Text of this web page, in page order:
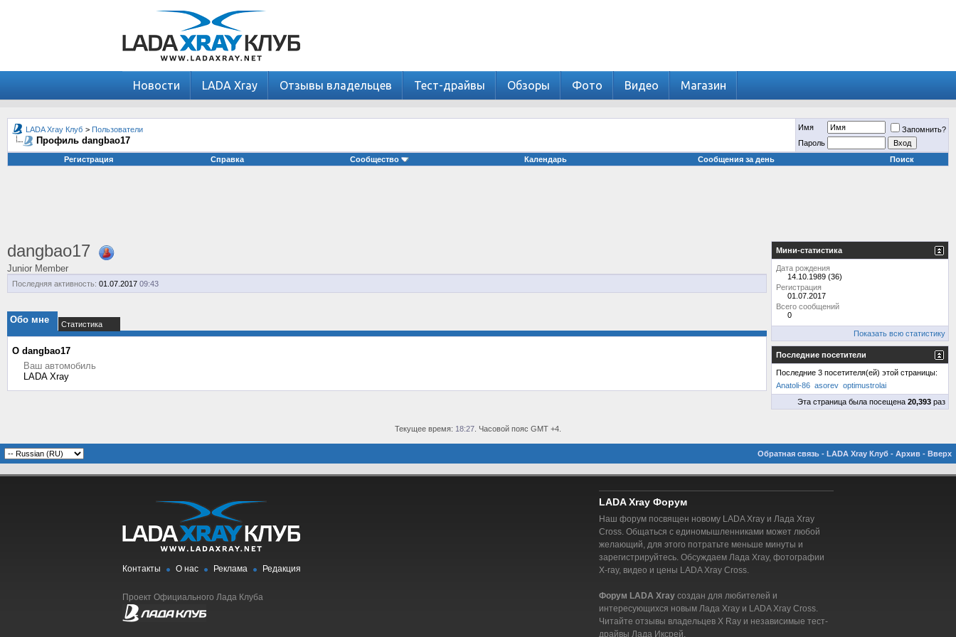
Новости LADA Xray Отзывы владельцев Тест-драйвы Обзоры Фото Видео Магазин
LADA Xray Клуб > Пользователи
Профиль dangbao17
Имя
Запомнить?
Пароль
Регистрация
Справка Сообщество Календарь Сообщения за день Поиск
dangbao17
Junior Member
Последняя активность: 01.07.2017 09:43
Обо мне Статистика
О dangbao17
Ваш автомобиль
LADA Xray
Мини-статистика
Дата рождения
14.10.1989 (36)
Регистрация
01.07.2017
Всего сообщений
0
Показать всю статистику
Последние посетители
Последние 3 посетителя(ей) этой страницы:
Anatoli-86 asorev optimustrolai
Эта страница была посещена 20,393 раз
Текущее время: 18:27 . Часовой пояс GMT +4.
Обратная связь - LADA Xray Клуб - Архив - Вверх
Контакты О нас Реклама Редакция
Проект Официального Лада Клуба
LADA Xray Форум
Наш форум посвящен новому LADA Xray и Лада Xray
Cross. Общаться с единомышленниками может любой
желающий, для этого потратьте меньше минуты и
зарегистрируйтесь. Обсуждаем Лада Xray, фотографии
X-ray, видео и цены LADA Xray Cross.
Форум LADA Xray создан для любителей и
интересующихся новым Лада Xray и LADA Xray Cross.
Читайте отзывы владельцев X Ray и независимые тест-
драйвы Лада Иксрей.